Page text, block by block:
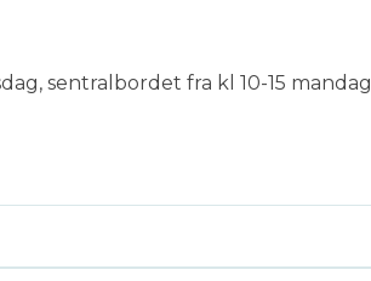
sentralbordet fra kl 10-15 mandag